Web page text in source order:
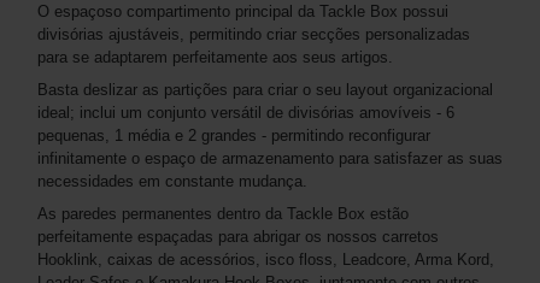
O espaçoso compartimento principal da Tackle Box possui
divisórias ajustáveis, permitindo criar secções personalizadas
para se adaptarem perfeitamente aos seus artigos.
Basta deslizar as partições para criar o seu layout organizacional
ideal; inclui um conjunto versátil de divisórias amovíveis - 6
pequenas, 1 média e 2 grandes - permitindo reconfigurar
infinitamente o espaço de armazenamento para satisfazer as suas
necessidades em constante mudança.
As paredes permanentes dentro da Tackle Box estão
perfeitamente espaçadas para abrigar os nossos carretos
Hooklink, caixas de acessórios, isco floss, Leadcore, Arma Kord,